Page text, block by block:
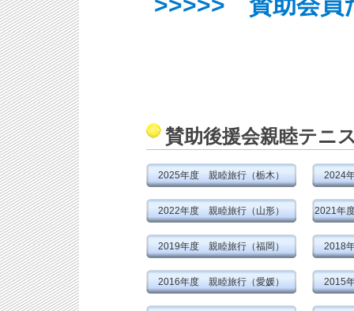
賛助後援会親睦テニ
2025年度 親睦旅行（栃木） 2024
2022年度 親睦旅行（山形） 2021年
2019年度 親睦旅行（福岡） 2018
2016年度 親睦旅行（愛媛） 2015